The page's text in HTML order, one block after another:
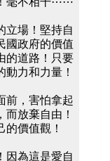
立場！堅持自
國政府的價值
的道路！只要
力和力量！
前，害怕拿起
放棄自由！
價值觀！
因為這是愛自